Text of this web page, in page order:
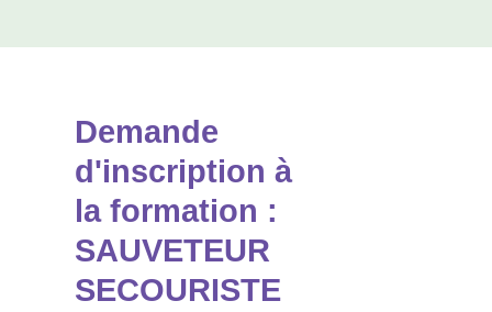
Demande
d'inscription à
la formation :
SAUVETEUR
SECOURISTE